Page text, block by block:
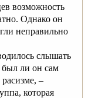
возможность
Однако он
неправильно
слышать
был ли он сам
расизме, –
которая